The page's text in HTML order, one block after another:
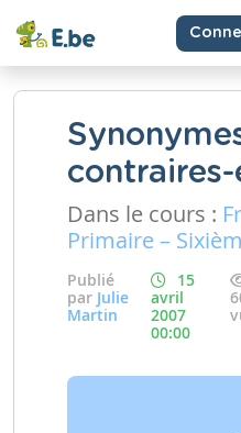
contraires-
Dans le cours :
Primaire –
Publié
par Julie
Martin
15
avril
2007
00:00